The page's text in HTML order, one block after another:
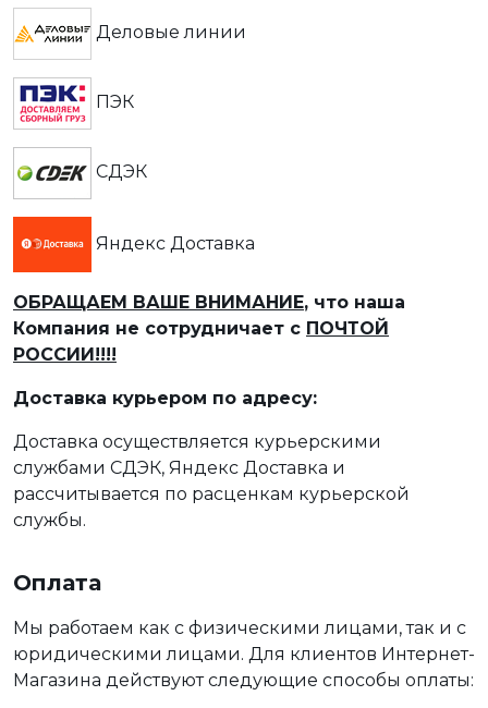
Деловые линии
ПЭК
СДЭК
Яндекс Доставка
ОБРАЩАЕМ ВАШЕ ВНИМАНИЕ, что наша
Компания не сотрудничает с ПОЧТОЙ
РОССИИ!!!!
Доставка курьером по адресу:
Доставка осуществляется курьерскими
службами СДЭК, Яндекс Доставка и
рассчитывается по расценкам курьерской
службы.
Оплата
Мы работаем как с физическими лицами, так и с
юридическими лицами. Для клиентов Интернет-
Магазина действуют следующие способы оплаты: